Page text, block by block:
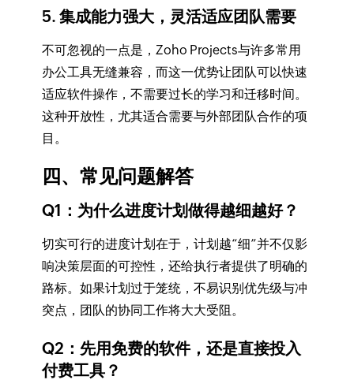
5. 集成能力强大，灵活适应团队需要
不可忽视的一点是，Zoho Projects与许多常用
办公工具无缝兼容，而这一优势让团队可以快速
适应软件操作，不需要过长的学习和迁移时间。
这种开放性，尤其适合需要与外部团队合作的项
目。
四、常见问题解答
Q1：为什么进度计划做得越细越好？
切实可行的进度计划在于，计划越“细”并不仅影
响决策层面的可控性，还给执行者提供了明确的
路标。如果计划过于笼统，不易识别优先级与冲
突点，团队的协同工作将大大受阻。
Q2：先用免费的软件，还是直接投入
付费工具？